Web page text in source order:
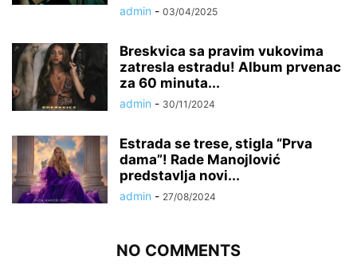
admin - 03/04/2025
Breskvica sa pravim vukovima
zatresla estradu! Album prvenac
za 60 minuta...
admin - 30/11/2024
Estrada se trese, stigla “Prva
dama”! Rade Manojlović
predstavlja novi...
admin - 27/08/2024
NO COMMENTS